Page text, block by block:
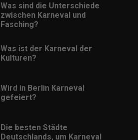
Was sind die Unterschiede
zwischen Karneval und
Fasching?
Was ist der Karneval der
Kulturen?
Wird in Berlin Karneval
gefeiert?
Die besten Städte
Deutschlands, um Karneval